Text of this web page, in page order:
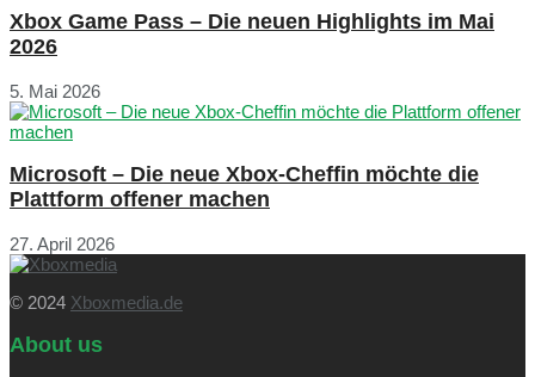
Xbox Game Pass – Die neuen Highlights im Mai
2026
5. Mai 2026
Microsoft – Die neue Xbox-Cheffin möchte die
Plattform offener machen
27. April 2026
© 2024 Xboxmedia.de
About us